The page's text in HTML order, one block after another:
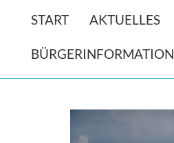
START AKTUELLES
BÜRGERINFORMATION